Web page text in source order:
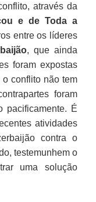
através da
e de Toda a
entre os líderes
, que ainda
foram expostas
conflito não tem
foram
pacificamente. É
atividades
contra o
testemunhem o
uma solução